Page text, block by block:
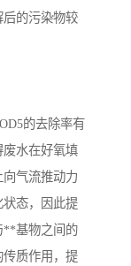
的污染物较
的去除率有
水在好氧填
气流推动力
态，因此提
**基物之间的
质作用，提